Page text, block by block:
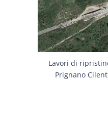
Lavori di
Prignano